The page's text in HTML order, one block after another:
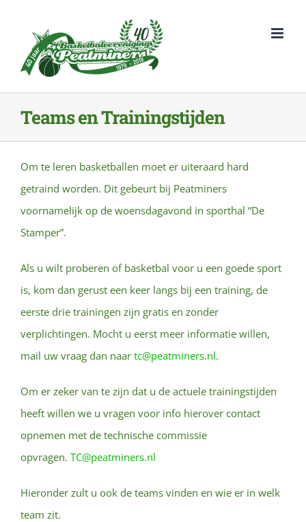
inhoud
Teams en Trainingstijden
Om te leren basketballen moet er uiteraard hard
getraind worden. Dit gebeurt bij Peatminers
voornamelijk op de woensdagavond in sporthal “De
Stamper”.
Als u wilt proberen of basketbal voor u een goede sport
is, kom dan gerust een keer langs bij een training, de
eerste drie trainingen zijn gratis en zonder
verplichtingen. Mocht u eerst meer informatie willen,
mail uw vraag dan naar tc@peatminers.nl.
Om er zeker van te zijn dat u de actuele trainingstijden
heeft willen we u vragen voor info hierover contact
opnemen met de technische commissie
opvragen. TC@peatminers.nl
Hieronder zult u ook de teams vinden en wie er in welk
team zit.